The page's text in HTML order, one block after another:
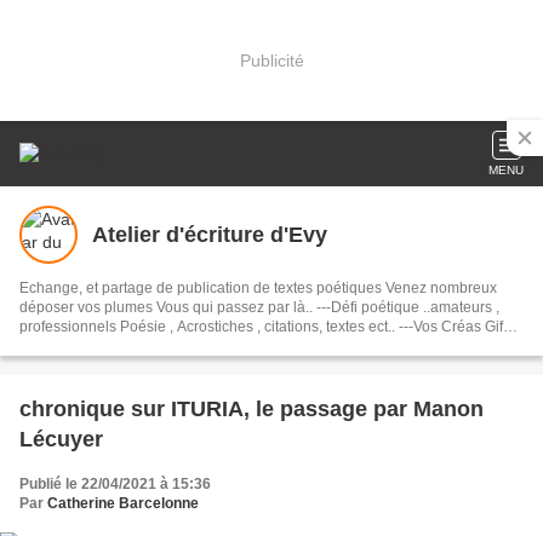
Publicité
MENU
Atelier d'écriture d'Evy
Echange, et partage de publication de textes poétiques Venez nombreux
déposer vos plumes Vous qui passez par là.. ---Défi poétique ..amateurs ,
professionnels Poésie , Acrostiches , citations, textes ect.. ---Vos Créas Gifs ,
chronique sur ITURIA, le passage par Manon
Lécuyer
Publié le 22/04/2021 à 15:36
Par Catherine Barcelonne